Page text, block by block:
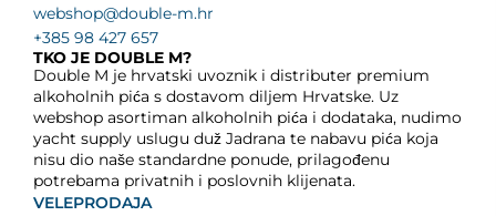
webshop@double-m.hr
+385 98 427 657
TKO JE DOUBLE M?
Double M je hrvatski uvoznik i distributer premium
alkoholnih pića s dostavom diljem Hrvatske. Uz
webshop asortiman alkoholnih pića i dodataka, nudimo
yacht supply uslugu duž Jadrana te nabavu pića koja
nisu dio naše standardne ponude, prilagođenu
potrebama privatnih i poslovnih klijenata.
VELEPRODAJA